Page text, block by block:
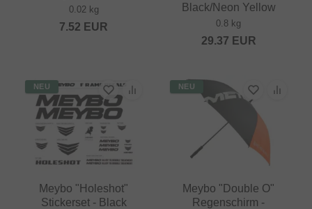
0.02 kg
7.52 EUR
Black/Neon Yellow
0.8 kg
29.37 EUR
NEU
Meybo "Holeshot"
Stickerset - Black
NEU
Meybo "Double O"
Regenschirm -